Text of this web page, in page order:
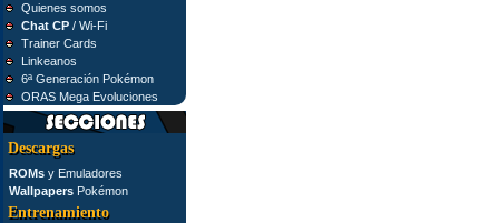
Quienes somos
Chat CP / Wi-Fi
Trainer Cards
Linkeanos
6ª Generación Pokémon
ORAS Mega Evoluciones
Descargas
ROMs y Emuladores
Wallpapers Pokémon
Entrenamiento